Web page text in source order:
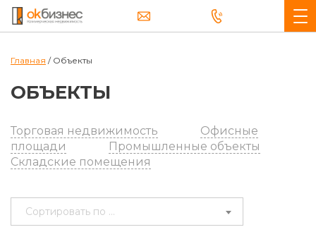
Главная / Объекты
ОБЪЕКТЫ
Торговая недвижимость
Офисные
площади
Промышленные объекты
Складские помещения
Сортировать по ...